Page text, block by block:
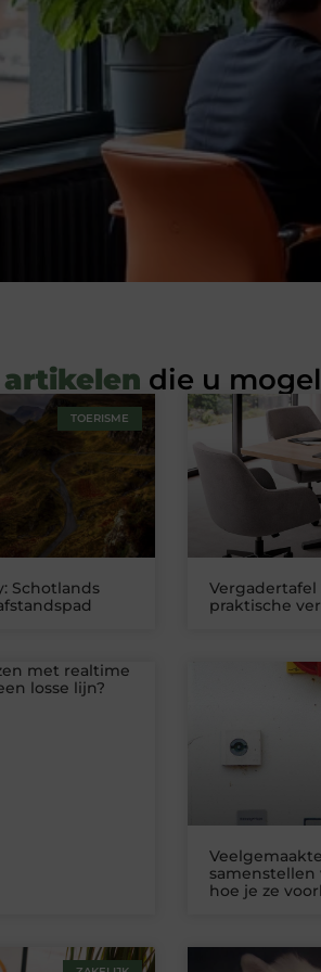
die u
TOERISME
Schotlands
Vergadertafel
praktische
met realtime
losse lijn?
samenstellen
hoe je ze